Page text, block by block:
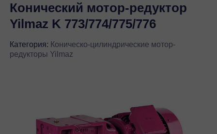
Конический мотор-редуктор
Yilmaz K 773/774/775/776
Категория: Коническо-цилиндрические мотор-
редукторы Yilmaz